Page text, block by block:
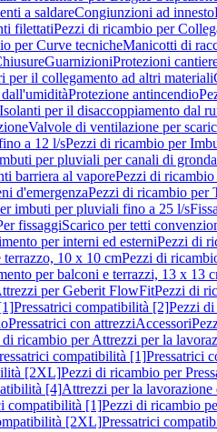
a saldareCongiunzioni ad innesto
filettatiPezzi di ricambio per
per Curve tecnicheManicotti di
GuarnizioniProtezioni
per il collegamento ad altri materiali
Protezione antincendio
Isolanti per il disaccoppiamento dal
Valvole di ventilazione per
a 12 l/sPezzi di ricambio per
per pluviali per canali di gronda
barriera al vaporePezzi di
d'emergenzaPezzi di ricambio per
imbuti per pluviali fino a 25 l/s
fissaggiScarico per tetti
per interni ed esterniPezzi di
terrazzo, 10 x 10 cmPezzi di
per balconi e terrazzi, 13 x 13
per Geberit FlowFitPezzi di
Pressatrici compatibilità [2]Pezzi
Pressatrici con attrezziAccessori
di ricambio per Attrezzi per la
compatibilità [1]Pressatrici
[2XL]Pezzi di ricambio per
[4]Attrezzi per la lavorazione
compatibilità [1]Pezzi di ricambio
[2XL]Pressatrici